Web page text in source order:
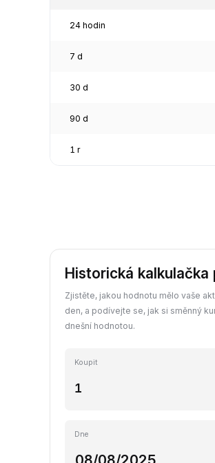
24 hodin
7 d
30 d
90 d
1 r
Historická kalkulačka
Zjistěte, jakou hodnotu mělo vaše
den, a podívejte se, jak si směnný
dnešní hodnotou.
Koupit
Dne